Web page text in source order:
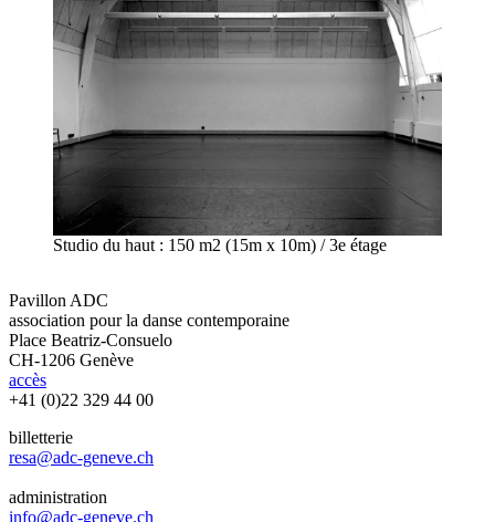
Studio du haut : 150 m2 (15m x 10m) / 3e étage
Pavillon ADC
association pour la danse contemporaine
Place Beatriz-Consuelo
CH-1206 Genève
accès
+41 (0)22 329 44 00
billetterie
resa@adc-geneve.ch
administration
info@adc-geneve.ch